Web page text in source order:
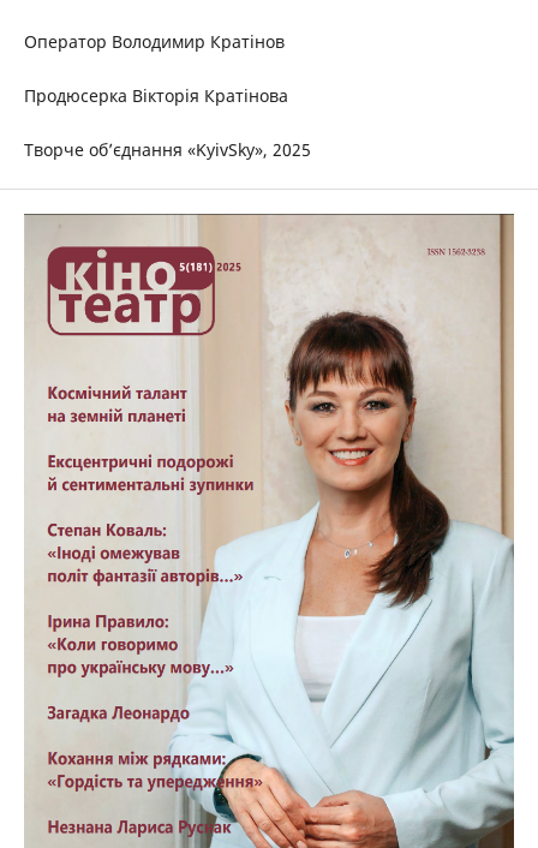
Оператор Володимир Кратінов
Продюсерка Вікторія Кратінова
Творче об’єднання «KyivSky», 2025